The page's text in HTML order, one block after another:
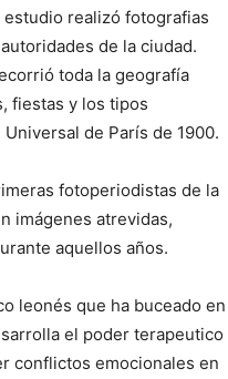
realizó fotografias
de la ciudad.
toda la geografía
fiestas y los tipos
de París de 1900.
fotoperiodistas de la
imágenes atrevidas,
aquellos años.
leonés que ha buceado en
el poder terapeutico
conflictos emocionales en